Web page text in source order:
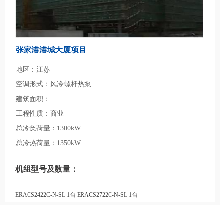
张家港港城大厦项目
地区：江苏
空调形式：风冷螺杆热泵
建筑面积：
工程性质：商业
总冷负荷量：1300kW
总冷热荷量：1350kW
机组型号及数量：
ERACS2422C-N-SL 1台 ERACS2722C-N-SL 1台